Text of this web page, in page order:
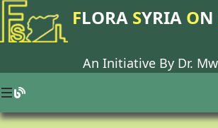
FLORA SYRIA ON
An Initiative By Dr.